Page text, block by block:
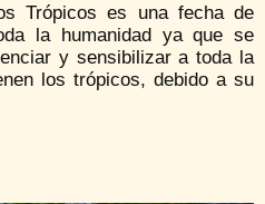
Trópicos es una fecha de
la humanidad ya que se
y sensibilizar a toda la
los trópicos, debido a su